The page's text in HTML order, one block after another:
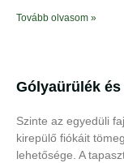
Tovább olvasom »
Gólyaürülék
Szinte az egyedüli
kirepülő fiókáit
lehetősége. A